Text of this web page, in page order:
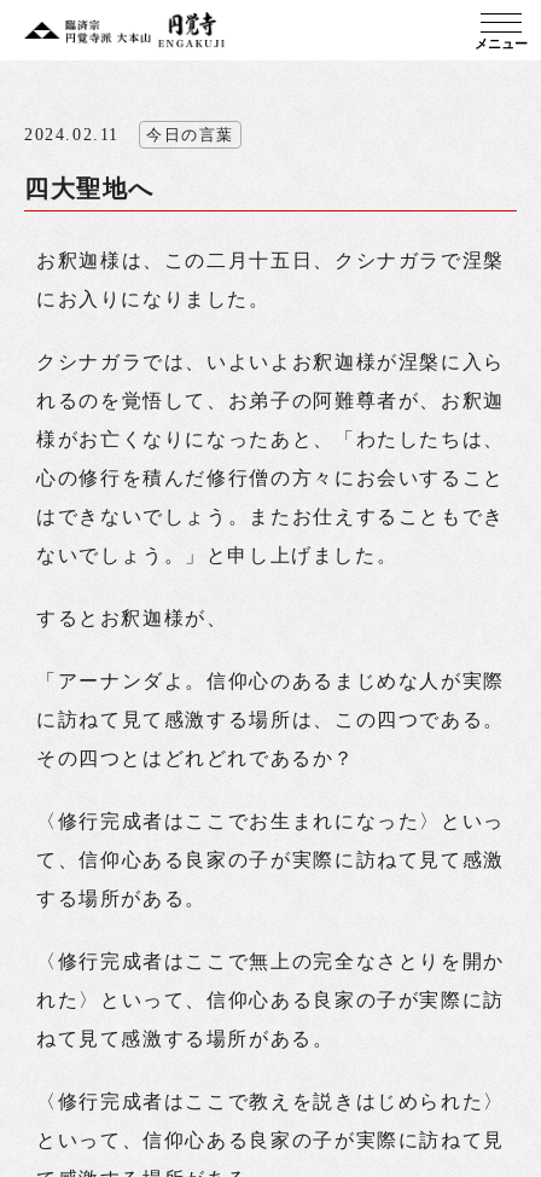
メニュー
2024.02.11 今日の言葉
四大聖地へ
お釈迦様は、この二月十五日、クシナガラで涅槃
にお入りになりました。
クシナガラでは、いよいよお釈迦様が涅槃に入ら
れるのを覚悟して、お弟子の阿難尊者が、お釈迦
様がお亡くなりになったあと、「わたしたちは、
心の修行を積んだ修行僧の方々にお会いすること
はできないでしょう。またお仕えすることもでき
ないでしょう。」と申し上げました。
するとお釈迦様が、
「アーナンダよ。信仰心のあるまじめな人が実際
に訪ねて見て感激する場所は、この四つである。
その四つとはどれどれであるか？
〈修行完成者はここでお生まれになった〉といっ
て、信仰心ある良家の子が実際に訪ねて見て感激
する場所がある。
〈修行完成者はここで無上の完全なさとりを開か
れた〉といって、信仰心ある良家の子が実際に訪
ねて見て感激する場所がある。
〈修行完成者はここで教えを説きはじめられた〉
といって、信仰心ある良家の子が実際に訪ねて見